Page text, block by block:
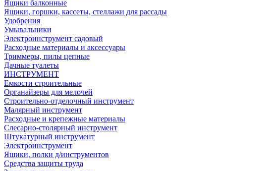
Ящики балконные
Ящики, горшки, кассеты, стеллажи для рассады
Удобрения
Умывальники
Электроинструмент садовый
Расходные материалы и аксессуары
Триммеры, пилы цепные
Дачные туалеты
ИНСТРУМЕНТ
Емкости строительные
Органайзеры для мелочей
Строительно-отделочный инструмент
Малярный инструмент
Расходные и крепежные материалы
Слесарно-столярный инструмент
Штукатурный инструмент
Электроинструмент
Ящики, полки д/инструментов
Средства защиты труда